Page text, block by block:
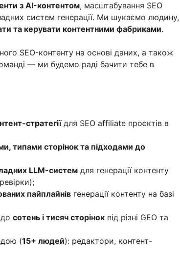
з AI-контентом, масштабування SEO
систем генерації. Ми шукаємо людину,
та керувати контентними фабриками.
SEO-контенту на основі даних, а також
— ми будемо раді бачити тебе в
стратегіїдля SEO affiliate проєктів в
типами сторінок та підходами до
LLM-систем для генерації контенту
пайплайнів генерації контенту на базі
сотень і тисяч сторінок під різні GEO та
(15+ людей): редактори, контент-